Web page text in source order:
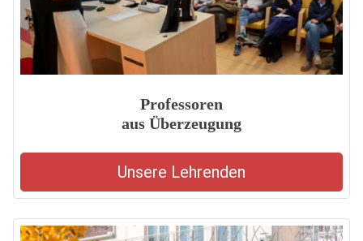
Professoren
aus Überzeugung
Unsere Lehrenden